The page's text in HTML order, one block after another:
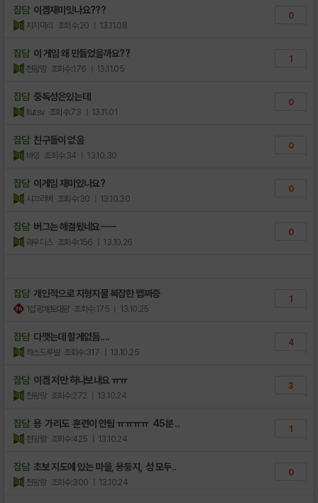
잡담 이겜재미잇나요???
지지마리 조회수:20 | 13.11.08
0
잡담 이 게임 왜 만들었을까요??
천왕랑 조회수:176 | 13.11.05
1
잡담 중독성은있는데
llutsv 조회수:73 | 13.11.01
0
잡담 친구들이 없음
바잉 조회수:34 | 13.10.30
0
잡담 이게임 재미있나요?
시끄러버 조회수:30 | 13.10.30
0
잡담 버그는 해결됬네요ㅡㅡ
라우디스 조회수:156 | 13.10.26
0
잡담 개인적으로 지형지물 복잡한 맵짜증
1섭광개토대왕 조회수:175 | 13.10.25
1
잡담 다깻는데 할게없듬....
하스드루발 조회수:317 | 13.10.25
4
잡담 이겜 저만 하나보내요 ㅠㅠ
천왕랑 조회수:272 | 13.10.24
3
잡담 용 가리도 훈련이 안됨 ㅠㅠㅠㅠ 45분 ..
천왕랑 조회수:425 | 13.10.24
1
잡담 초보 지도에 있는 마을, 용둥지, 성 모두..
천왕랑 조회수:300 | 13.10.24
0